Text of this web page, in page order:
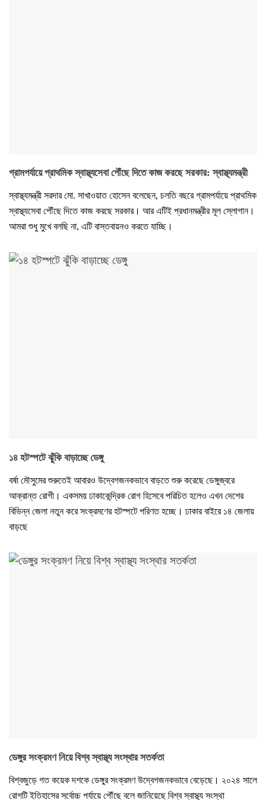
গ্রামপর্যায়ে প্রাথমিক স্বাস্থ্যসেবা পৌঁছে দিতে কাজ করছে সরকার: স্বাস্থ্যমন্ত্রী
স্বাস্থ্যমন্ত্রী সরদার মো. সাখাওয়াত হোসেন বলেছেন, চলতি বছরে গ্রামপর্যায়ে প্রাথমিক
স্বাস্থ্যসেবা পৌঁছে দিতে কাজ করছে সরকার। আর এটিই প্রধানমন্ত্রীর মূল স্লোগান।
আমরা শুধু মুখে বলছি না, এটি বাস্তবায়নও করতে যাচ্ছি।
১৪ হটস্পটে ঝুঁকি বাড়াচ্ছে ডেঙ্গু
বর্ষা মৌসুমের শুরুতেই আবারও উদ্বেগজনকভাবে বাড়তে শুরু করেছে ডেঙ্গুজ্বরে
আক্রান্ত রোগী। একসময় ঢাকাকেন্দ্রিক রোগ হিসেবে পরিচিত হলেও এখন দেশের
বিভিন্ন জেলা নতুন করে সংক্রমণের হটস্পটে পরিণত হচ্ছে। ঢাকার বাইরে ১৪ জেলায়
বাড়ছে
ডেঙ্গুর সংক্রমণ নিয়ে বিশ্ব স্বাস্থ্য সংস্থার সতর্কতা
বিশ্বজুড়ে গত কয়েক দশকে ডেঙ্গুর সংক্রমণ উদ্বেগজনকভাবে বেড়েছে। ২০২৪ সালে
রোগটি ইতিহাসের সর্বোচ্চ পর্যায়ে পৌঁছে বলে জানিয়েছে বিশ্ব স্বাস্থ্য সংস্থা